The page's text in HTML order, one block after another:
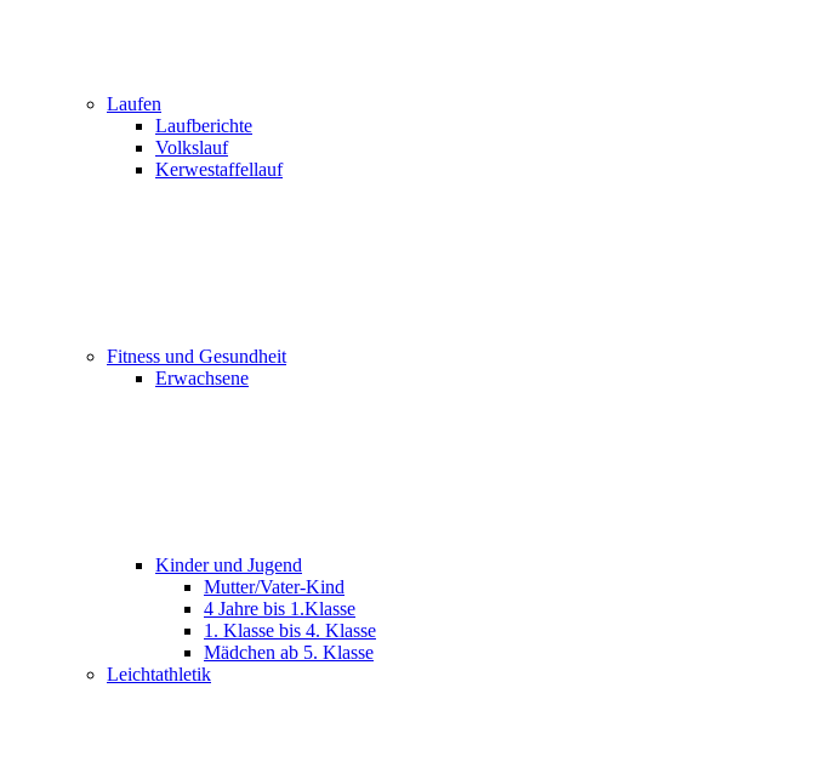
Laufen
Laufberichte
Volkslauf
Kerwestaffellauf
Fitness und Gesundheit
Erwachsene
Kinder und Jugend
Mutter/Vater-Kind
4 Jahre bis 1.Klasse
1. Klasse bis 4. Klasse
Mädchen ab 5. Klasse
Leichtathletik